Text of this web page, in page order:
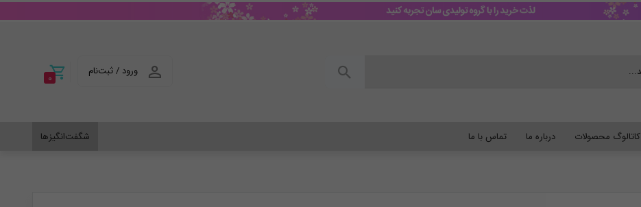
0
ورود / ثبت‌نام
کاتالوگ محصولات درباره ما تماس با ما شگفت‌انگیزها